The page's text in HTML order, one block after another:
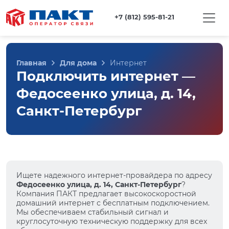
+7 (812) 595-81-21
Главная Для дома Интернет
Подключить интернет —
Федосеенко улица, д. 14,
Санкт-Петербург
Ищете надежного интернет-провайдера по адресу
Федосеенко улица, д. 14, Санкт-Петербург?
Компания ПАКТ предлагает высокоскоростной
домашний интернет с бесплатным подключением.
Мы обеспечиваем стабильный сигнал и
круглосуточную техническую поддержку для всех